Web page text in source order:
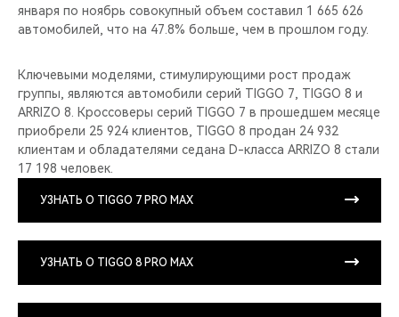
января по ноябрь совокупный объем составил 1 665 626
автомобилей, что на 47.8% больше, чем в прошлом году.
Ключевыми моделями, стимулирующими рост продаж
группы, являются автомобили серий TIGGO 7, TIGGO 8 и
ARRIZO 8. Кроссоверы серий TIGGO 7 в прошедшем месяце
приобрели 25 924 клиентов, TIGGO 8 продан 24 932
клиентам и обладателями седана D-класса ARRIZO 8 стали
17 198 человек.
УЗНАТЬ О TIGGO 7 PRO MAX
УЗНАТЬ О TIGGO 8 PRO MAX